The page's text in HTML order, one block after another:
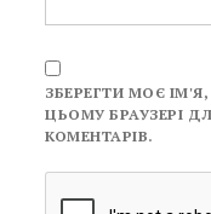
ЗБЕРЕГТИ МОЄ
ЦЬОМУ БРАУЗЕРІ
КОМЕНТАРІВ.